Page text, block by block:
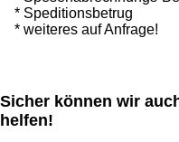
* Speditionsbetrug
* weiteres auf Anfrage!
Sicher können wir
helfen!